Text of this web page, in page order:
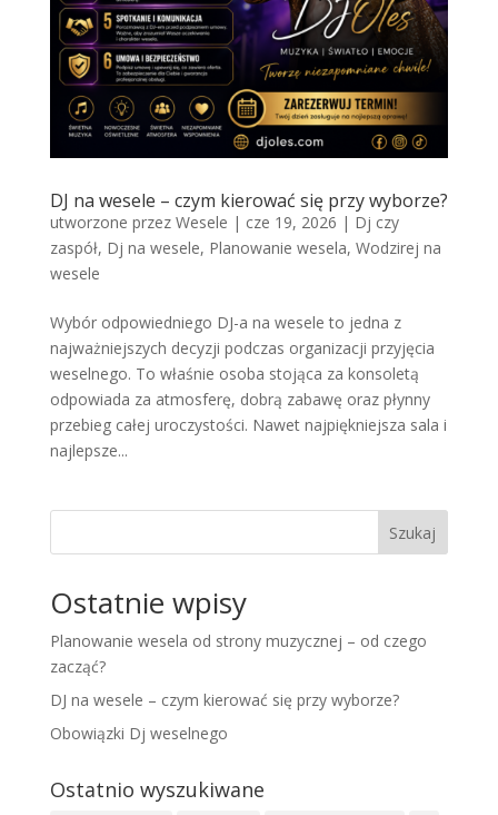
DJ na wesele – czym kierować się przy wyborze?
utworzone przez Wesele | cze 19, 2026 | Dj czy
zaspół, Dj na wesele, Planowanie wesela, Wodzirej na
wesele
Wybór odpowiedniego DJ-a na wesele to jedna z
najważniejszych decyzji podczas organizacji przyjęcia
weselnego. To właśnie osoba stojąca za konsoletą
odpowiada za atmosferę, dobrą zabawę oraz płynny
przebieg całej uroczystości. Nawet najpiękniejsza sala i
najlepsze...
Szukaj
Ostatnie wpisy
Planowanie wesela od strony muzycznej – od czego
zacząć?
DJ na wesele – czym kierować się przy wyborze?
Obowiązki Dj weselnego
Ostatnio wyszukiwane